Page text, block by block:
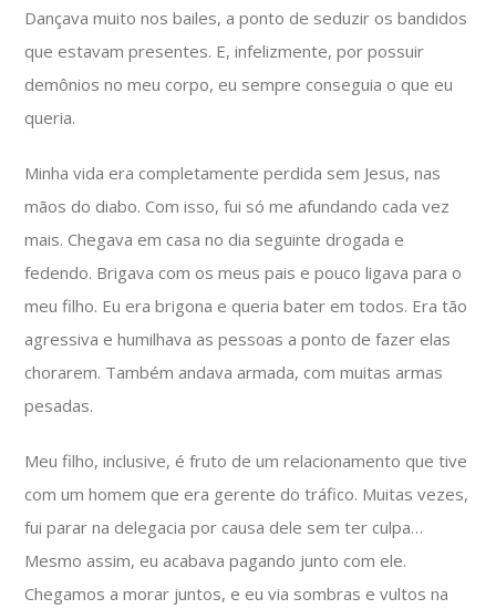
Dançava muito nos bailes, a ponto de seduzir os bandidos
que estavam presentes. E, infelizmente, por possuir
demônios no meu corpo, eu sempre conseguia o que eu
queria.
Minha vida era completamente perdida sem Jesus, nas
mãos do diabo. Com isso, fui só me afundando cada vez
mais. Chegava em casa no dia seguinte drogada e
fedendo. Brigava com os meus pais e pouco ligava para o
meu filho. Eu era brigona e queria bater em todos. Era tão
agressiva e humilhava as pessoas a ponto de fazer elas
chorarem. Também andava armada, com muitas armas
pesadas.
Meu filho, inclusive, é fruto de um relacionamento que tive
com um homem que era gerente do tráfico. Muitas vezes,
fui parar na delegacia por causa dele sem ter culpa…
Mesmo assim, eu acabava pagando junto com ele.
Chegamos a morar juntos, e eu via sombras e vultos na